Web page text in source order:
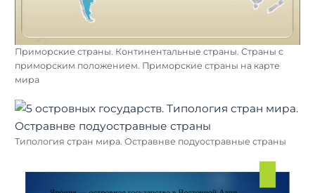
Приморские страны. Континентальные страны. Страны с
приморским положением. Приморские страны на карте
мира
Типология стран мира. Остравнве подуостравные страны